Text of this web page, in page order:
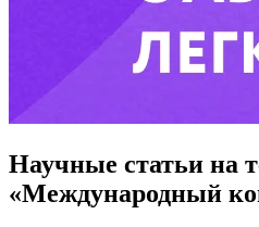
Научные статьи на
«Международный